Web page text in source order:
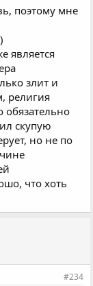
поэтому мне
является
злит и
религия
обязательно
скупую
но не по
что хоть
#234